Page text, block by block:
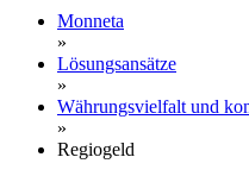
Monneta
»
Lösungsansätze
»
Währungsvielfalt und
»
Regiogeld